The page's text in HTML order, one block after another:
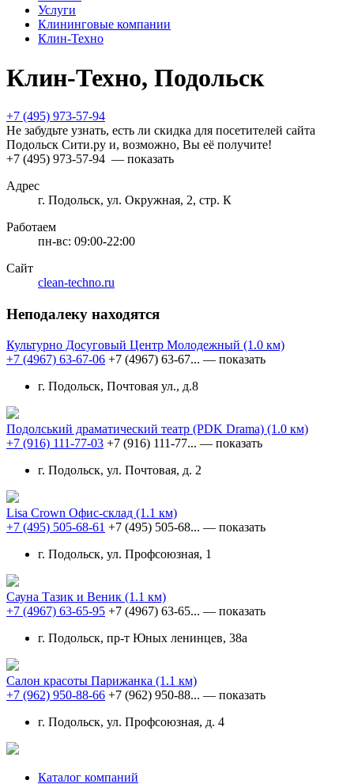
Услуги
Клининговые компании
Клин-Техно
Клин-Техно, Подольск
+7 (495) 973-57-94
Не забудьте узнать, есть ли скидка для посетителей сайта
Подольск Сити.ру и, возможно, Вы её получите!
+7 (495) 973-57-94 — показать
Адрес
г. Подольск, ул. Окружная, 2, стр. К
Работаем
пн-вс: 09:00-22:00
Сайт
clean-techno.ru
Неподалеку находятся
Культурно Досуговый Центр Молодежный (1.0 км)
+7 (4967) 63-67-06 +7 (4967) 63-67... — показать
г. Подольск, Почтовая ул., д.8
Подолський драматический театр (PDK Drama) (1.0 км)
+7 (916) 111-77-03 +7 (916) 111-77... — показать
г. Подольск, ул. Почтовая, д. 2
Lisa Crown Офис-склад (1.1 км)
+7 (495) 505-68-61 +7 (495) 505-68... — показать
г. Подольск, ул. Профсоюзная, 1
Сауна Тазик и Веник (1.1 км)
+7 (4967) 63-65-95 +7 (4967) 63-65... — показать
г. Подольск, пр-т Юных ленинцев, 38а
Салон красоты Парижанка (1.1 км)
+7 (962) 950-88-66 +7 (962) 950-88... — показать
г. Подольск, ул. Профсоюзная, д. 4
Каталог компаний